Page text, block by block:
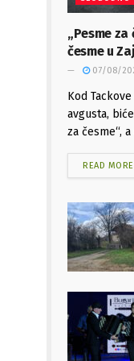
„Pesme
česme u
07/08/
Kod
avgusta,
za česme“,
READ MORE